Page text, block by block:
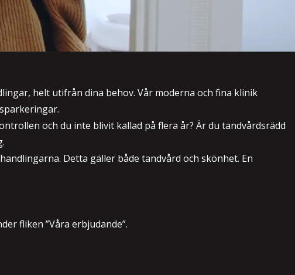
helt utifrån dina behov. Vår moderna och fina klinik
och du inte blivit kallad på flera år? Är du tandvårdsrädd
Detta gäller både tandvård och skönhet. En
fliken ”Våra erbjudande”.